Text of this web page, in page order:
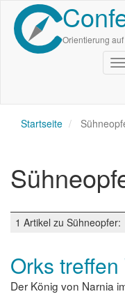
Direkt
zum
Inhalt
Orientierung
Startseite
1 Artikel zu Sühneopfer:
Orks
Der König von Narnia